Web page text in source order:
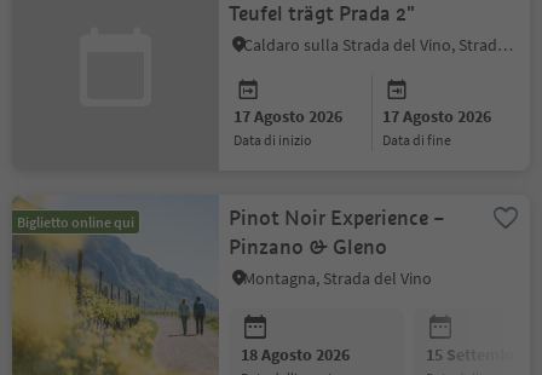
Teufel trägt Prada 2"
Caldaro sulla Strada del Vino, Strada del Vino
17 Agosto 2026
data di inizio
17 Agosto 2026
data di fine
Biglietto online qui
Pinot Noir Experience –
Pinzano & Gleno
Montagna, Strada del Vino
18 Agosto 2026 15 Settembre